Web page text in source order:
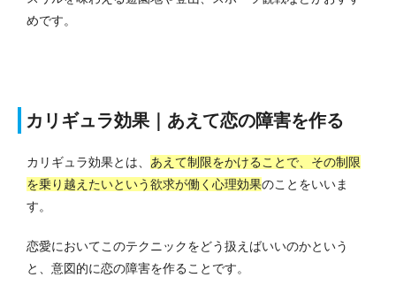
めです。
カリギュラ効果｜あえて恋の障害を作る
カリギュラ効果とは、 あえて制限をかけることで、その制限
を乗り越えたいという欲求が働く心理効果のことをいいま
す。
恋愛においてこのテクニックをどう扱えばいいのかという
と、意図的に恋の障害を作ることです。